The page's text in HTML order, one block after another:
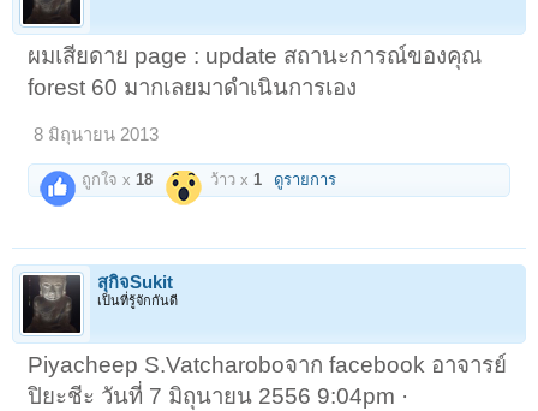
ผมเสียดาย page : update สถานะการณ์ของคุณ
forest 60 มากเลยมาดำเนินการเอง
8 มิถุนายน 2013
ถูกใจ x18 ว้าว x1 ดูรายการ
สุกิจSukit
เป็นที่รู้จักกันดี
Piyacheep S.Vatcharoboจาก facebook อาจารย์
ปิยะชีะ วันที่ 7 มิถุนายน 2556 9:04pm ·